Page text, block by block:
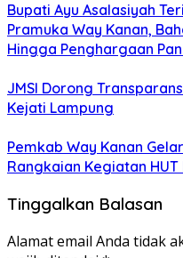
Bupati Ayu Asalasiyah
Pramuka Way Kanan,
Hingga Penghargaan
JMSI Dorong
Kejati Lampung
Pemkab Way Kanan
Rangkaian Kegiatan HUT
Tinggalkan Balasan
Alamat email Anda tidak